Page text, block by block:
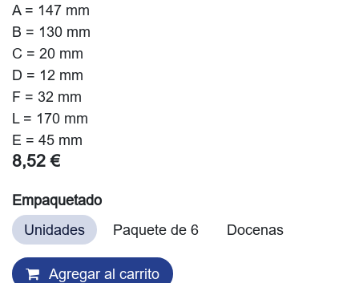
A = 147 mm
B = 130 mm
C = 20 mm
D = 12 mm
F = 32 mm
L = 170 mm
E = 45 mm
8,52 €
Empaquetado
Unidades
Paquete de 6 Docenas
Agregar al carrito